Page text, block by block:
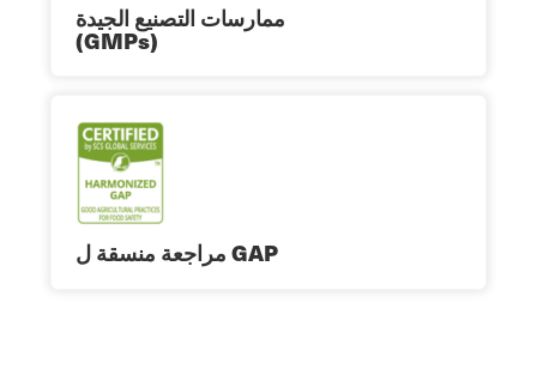
ممارسات التصنيع الجيدة
(GMPs)
مراجعة منسقة ل GAP